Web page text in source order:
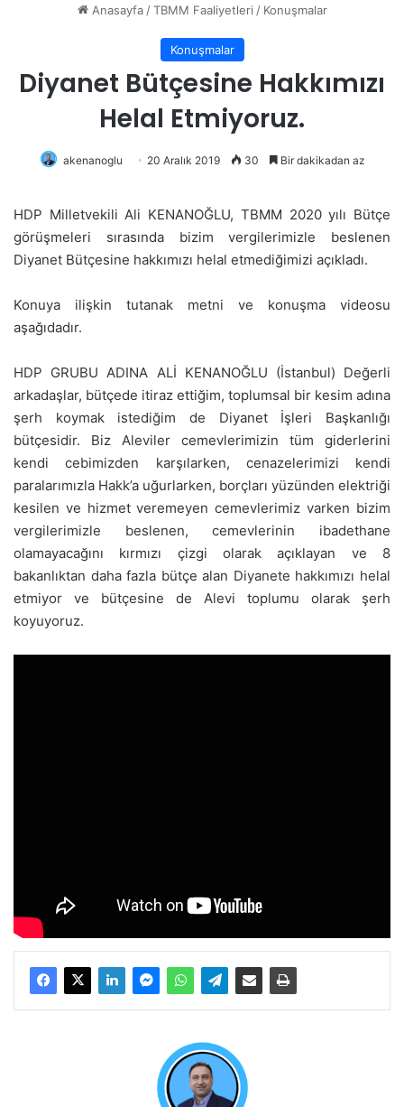
Anasayfa / TBMM Faaliyetleri / Konuşmalar
Konuşmalar
Diyanet Bütçesine Hakkımızı
Helal Etmiyoruz.
akenanoglu 20 Aralık 2019 30 Bir dakikadan az
HDP Milletvekili Ali KENANOĞLU, TBMM 2020 yılı Bütçe
görüşmeleri sırasında bizim vergilerimizle beslenen
Diyanet Bütçesine hakkımızı helal etmediğimizi açıkladı.
Konuya ilişkin tutanak metni ve konuşma videosu
aşağıdadır.
HDP GRUBU ADINA ALİ KENANOĞLU (İstanbul) Değerli
arkadaşlar, bütçede itiraz ettiğim, toplumsal bir kesim adına
şerh koymak istediğim de Diyanet İşleri Başkanlığı
bütçesidir. Biz Aleviler cemevlerimizin tüm giderlerini
kendi cebimizden karşılarken, cenazelerimizi kendi
paralarımızla Hakk’a uğurlarken, borçları yüzünden elektriği
kesilen ve hizmet veremeyen cemevlerimiz varken bizim
vergilerimizle beslenen, cemevlerinin ibadethane
olamayacağını kırmızı çizgi olarak açıklayan ve 8
bakanlıktan daha fazla bütçe alan Diyanete hakkımızı helal
etmiyor ve bütçesine de Alevi toplumu olarak şerh
koyuyoruz.